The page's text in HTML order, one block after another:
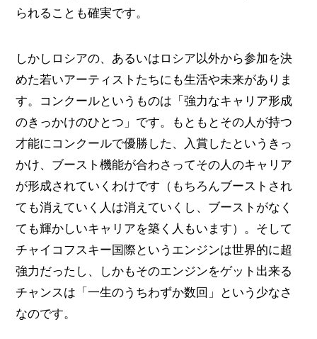
られることも確実です。
しかしロシアの、あるいはロシア以外から参加を決
めた若いアーティストたちにも生活や未来がありま
す。コンクールというものは「強力なキャリア形成
のきっかけのひとつ」です。もともとその人が持つ
才能にコンクールで優勝した、入賞したというきっ
かけ、ブースト機能が合わさってその人のキャリア
が形成されていくわけです（もちろんブーストされ
ても消えていく人は消えていくし、ブーストがなく
ても輝かしいキャリアを築く人もいます）。そして
チャイコフスキー国際というエンジンは世界的に超
強力だったし、しかもそのエンジンをゲット出来る
チャンスは「一生のうちわずか数回」という少なさ
なのです。